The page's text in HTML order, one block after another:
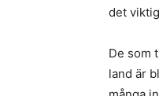
det
De som
land är